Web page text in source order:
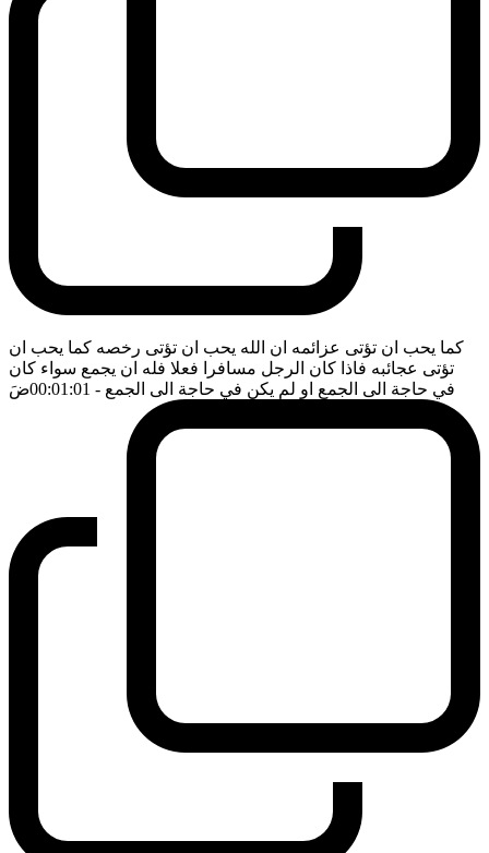
كما يحب ان تؤتى عزائمه ان الله يحب ان تؤتى رخصه كما يحب ان
تؤتى عجائبه فاذا كان الرجل مسافرا فعلا فله ان يجمع سواء كان
في حاجة الى الجمع او لم يكن في حاجة الى الجمع - 00:01:01 ضَ